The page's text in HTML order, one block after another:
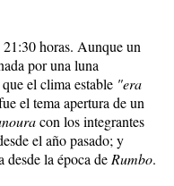
horas. Aunque un
por una luna
el clima estable "era
el tema apertura de un
con los integrantes
el año pasado; y
desde la época deRumbo.